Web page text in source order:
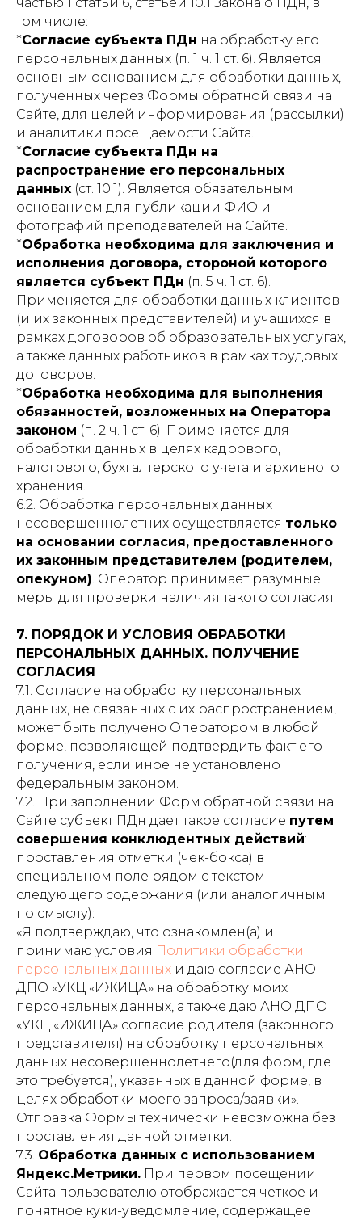
том числе:
*Согласие субъекта ПДн на обработку его
персональных данных (п. 1 ч. 1 ст. 6). Является
основным основанием для обработки данных,
полученных через Формы обратной связи на
Сайте, для целей информирования (рассылки)
и аналитики посещаемости Сайта.
*Согласие субъекта ПДн на
распространение его персональных
данных (ст. 10.1). Является обязательным
основанием для публикации ФИО и
фотографий преподавателей на Сайте.
*Обработка необходима для заключения и
исполнения договора, стороной которого
является субъект ПДн (п. 5 ч. 1 ст. 6).
Применяется для обработки данных клиентов
(и их законных представителей) и учащихся в
рамках договоров об образовательных услугах,
а также данных работников в рамках трудовых
договоров.
*Обработка необходима для выполнения
обязанностей, возложенных на Оператора
законом (п. 2 ч. 1 ст. 6). Применяется для
обработки данных в целях кадрового,
налогового, бухгалтерского учета и архивного
хранения.
6.2. Обработка персональных данных
несовершеннолетних осуществляется только
на основании согласия, предоставленного
их законным представителем (родителем,
опекуном). Оператор принимает разумные
меры для проверки наличия такого согласия.
7. ПОРЯДОК И УСЛОВИЯ ОБРАБОТКИ
ПЕРСОНАЛЬНЫХ ДАННЫХ. ПОЛУЧЕНИЕ
СОГЛАСИЯ
7.1. Согласие на обработку персональных
данных, не связанных с их распространением,
может быть получено Оператором в любой
форме, позволяющей подтвердить факт его
получения, если иное не установлено
федеральным законом.
7.2. При заполнении Форм обратной связи на
Сайте субъект ПДн дает такое согласие путем
совершения конклюдентных действий:
проставления отметки (чек-бокса) в
специальном поле рядом с текстом
следующего содержания (или аналогичным
по смыслу):
«Я подтверждаю, что ознакомлен(а) и
принимаю условия Политики обработки
персональных данных и даю согласие АНО
ДПО «УКЦ «ИЖИЦА» на обработку моих
персональных данных, а также даю АНО ДПО
«УКЦ «ИЖИЦА» согласие родителя (законного
представителя) на обработку персональных
данных несовершеннолетнего(для форм, где
это требуется), указанных в данной форме, в
целях обработки моего запроса/заявки».
Отправка Формы технически невозможна без
проставления данной отметки.
7.3. Обработка данных с использованием
Яндекс.Метрики. При первом посещении
Сайта пользователю отображается четкое и
понятное куки-уведомление, содержащее